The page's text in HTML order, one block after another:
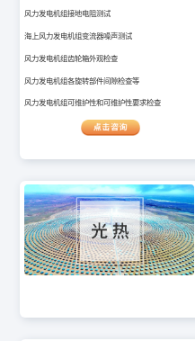
风力发电机组接地电阻测试
海上风力发电机组变流器噪声测试
风力发电机组齿轮箱外观检查
风力发电机组各旋转部件间隙检查等
风力发电机组可维护性和可维护性要求检查